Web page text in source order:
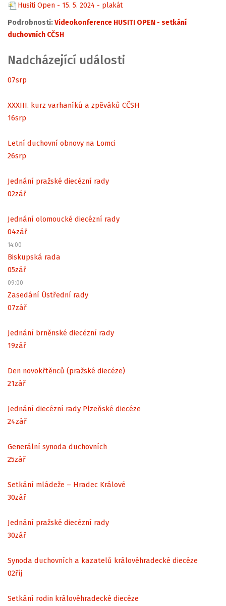
Husiti Open - 15. 5. 2024 - plakát
Podrobnosti:Videokonference HUSITI OPEN - setkání
duchovních CČSH
Nadcházející události
07srp
XXXIII. kurz varhaníků a zpěváků CČSH
16srp
Letní duchovní obnovy na Lomci
26srp
Jednání pražské diecézní rady
02zář
Jednání olomoucké diecézní rady
04zář
14:00
Biskupská rada
05zář
09:00
Zasedání Ústřední rady
07zář
Jednání brněnské diecézní rady
19zář
Den novokřtěnců (pražské diecéze)
21zář
Jednání diecézní rady Plzeňské diecéze
24zář
Generální synoda duchovních
25zář
Setkání mládeže – Hradec Králové
30zář
Jednání pražské diecézní rady
30zář
Synoda duchovních a kazatelů královéhradecké diecéze
02říj
Setkání rodin královéhradecké diecéze